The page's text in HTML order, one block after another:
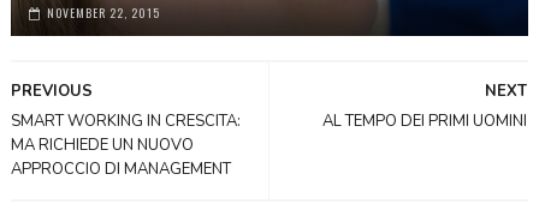
NOVEMBER 22, 2015
NEXT
AL TEMPO DEI PRIMI UOMINI
PREVIOUS
SMART WORKING IN CRESCITA:
MA RICHIEDE UN NUOVO
APPROCCIO DI MANAGEMENT